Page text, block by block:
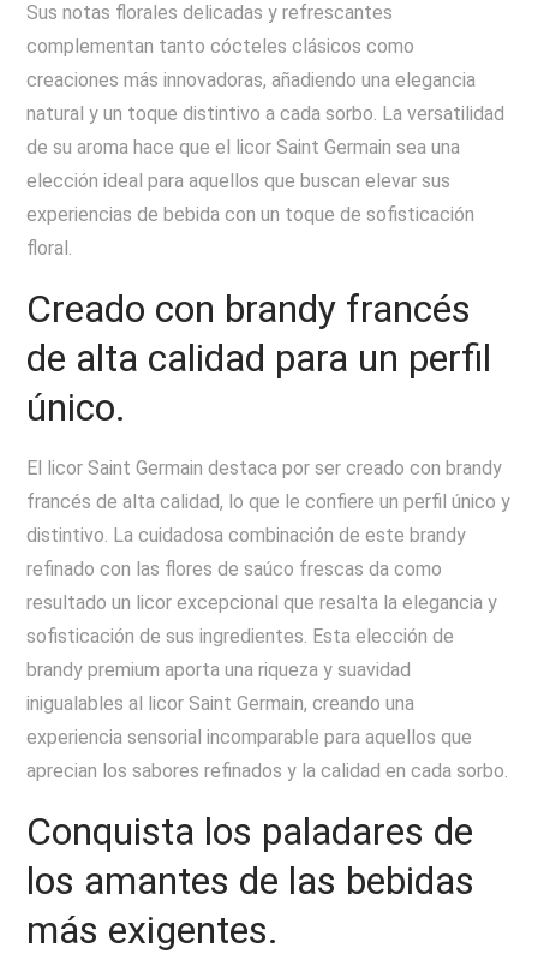
Sus notas florales delicadas y refrescantes
complementan tanto cócteles clásicos como
creaciones más innovadoras, añadiendo una elegancia
natural y un toque distintivo a cada sorbo. La versatilidad
de su aroma hace que el licor Saint Germain sea una
elección ideal para aquellos que buscan elevar sus
experiencias de bebida con un toque de sofisticación
floral.
Creado con brandy francés
de alta calidad para un perfil
único.
El licor Saint Germain destaca por ser creado con brandy
francés de alta calidad, lo que le confiere un perfil único y
distintivo. La cuidadosa combinación de este brandy
refinado con las flores de saúco frescas da como
resultado un licor excepcional que resalta la elegancia y
sofisticación de sus ingredientes. Esta elección de
brandy premium aporta una riqueza y suavidad
inigualables al licor Saint Germain, creando una
experiencia sensorial incomparable para aquellos que
aprecian los sabores refinados y la calidad en cada sorbo.
Conquista los paladares de
los amantes de las bebidas
más exigentes.